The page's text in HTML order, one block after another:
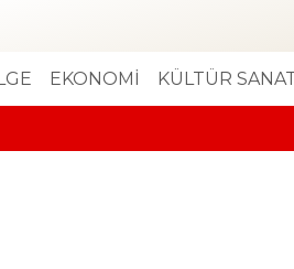
EKONOMİ KÜLTÜR